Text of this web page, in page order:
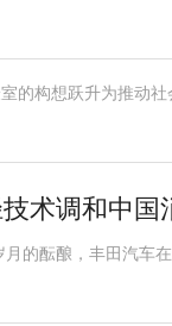
的构想跃升为推动
术调和中国
的酝酿，丰田汽车